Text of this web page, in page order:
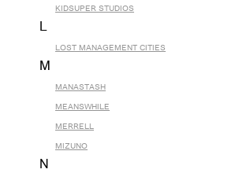
KIDSUPER STUDIOS
L
LOST MANAGEMENT CITIES
M
MANASTASH
MEANSWHILE
MERRELL
MIZUNO
N